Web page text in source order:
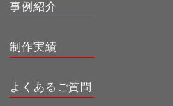
事例紹介
制作実績
よくあるご質問